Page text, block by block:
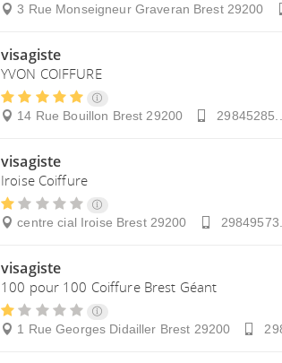
3 Rue Monseigneur Graveran Brest 29200
visagiste
YVON COIFFURE
14 Rue Bouillon Brest 29200 29845285...
visagiste
Iroise Coiffure
centre cial Iroise Brest 29200
visagiste
100 pour 100 Coiffure Brest Géant
1 Rue Georges Didailler Brest 29200